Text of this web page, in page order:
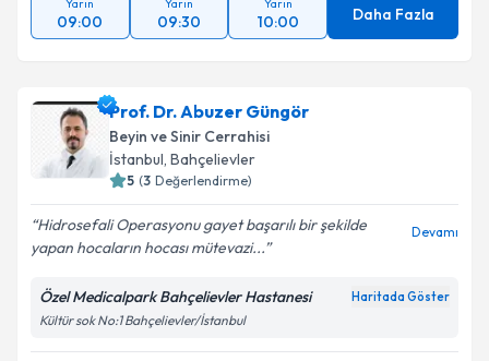
Yarın
09:00
Yarın
09:30
Yarın
10:00 Daha Fazla
Prof. Dr. Abuzer Güngör
Beyin ve Sinir Cerrahisi
İstanbul, Bahçelievler
5 (3 Değerlendirme)
Hidrosefali Operasyonu gayet başarılı bir şekilde
yapan hocaların hocası mütevazi...
Devamı
Özel Medicalpark Bahçelievler Hastanesi Haritada Göster
Kültür sok No:1 Bahçelievler/İstanbul